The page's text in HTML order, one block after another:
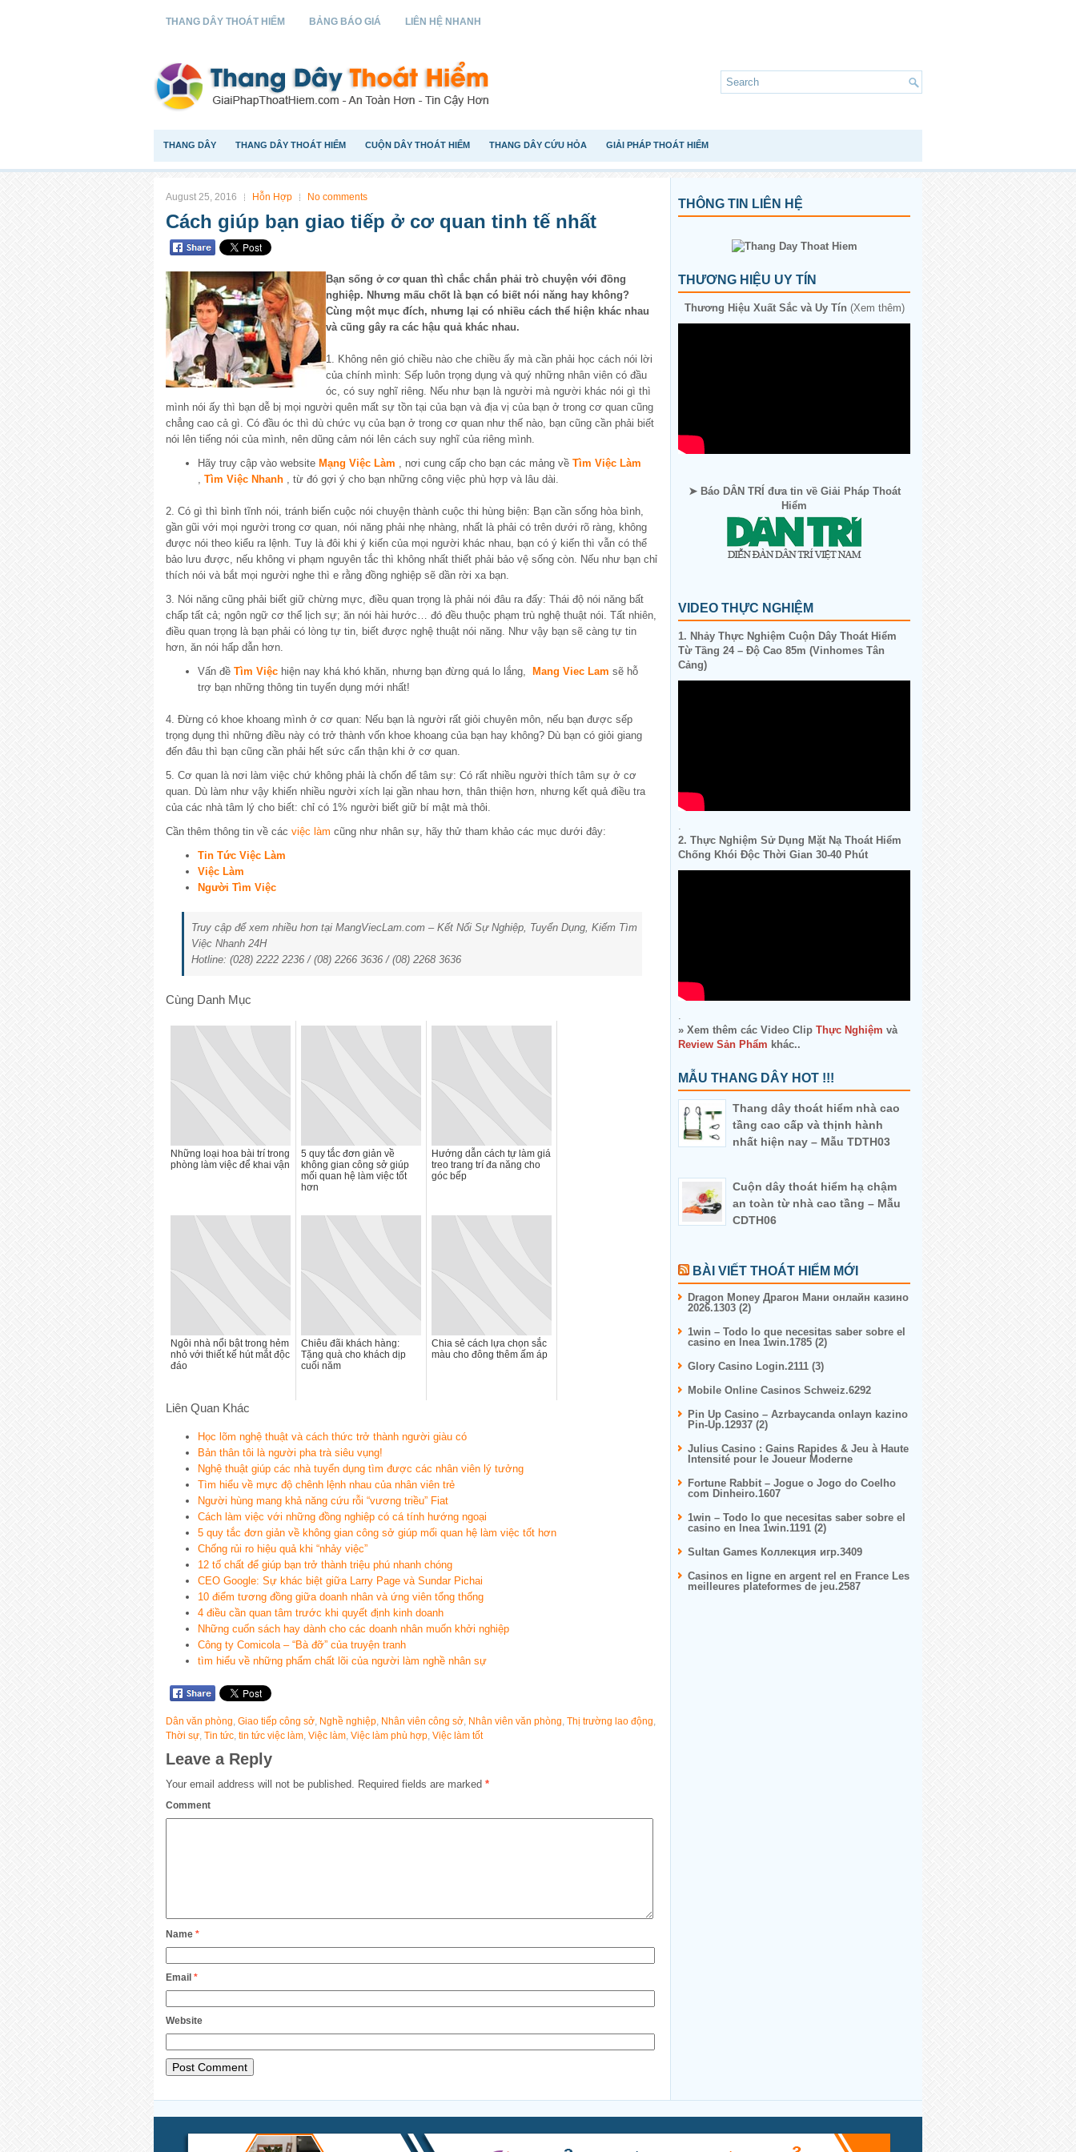
THANG DÂY THOÁT HIỂM BẢNG BÁO GIÁ LIÊN HỆ NHANH
THANG DÂY THANG DÂY THOÁT HIỂM CUỘN DÂY THOÁT HIỂM THANG DÂY CỨU HỎA GIẢI PHÁP THOÁT HIỂM
August 25, 2016 Hỗn Hợp No comments
Cách giúp bạn giao tiếp ở cơ quan tinh tế nhất
Bạn sống ở cơ quan thì chắc chắn phải trò chuyện với đồng
nghiệp. Nhưng mấu chốt là bạn có biết nói năng hay không?
Cùng một mục đích, nhưng lại có nhiều cách thể hiện khác nhau
và cũng gây ra các hậu quả khác nhau.
1. Không nên gió chiều nào che chiều ấy mà cần phải học cách nói lời
của chính mình: Sếp luôn trọng dụng và quý những nhân viên có đầu
óc, có suy nghĩ riêng. Nếu như bạn là người mà người khác nói gì thì
mình nói ấy thì bạn dễ bị mọi người quên mất sự tồn tại của bạn và địa vị của bạn ở trong cơ quan cũng
chẳng cao cả gì. Có đầu óc thì dù chức vụ của bạn ở trong cơ quan như thế nào, bạn cũng cần phải biết
nói lên tiếng nói của mình, nên dũng cảm nói lên cách suy nghĩ của riêng mình.
Hãy truy cập vào website Mạng Việc Làm , nơi cung cấp cho bạn các mảng về Tìm Việc Làm
, Tìm Việc Nhanh , từ đó gợi ý cho bạn những công việc phù hợp và lâu dài.
2. Có gì thì bình tĩnh nói, tránh biến cuộc nói chuyện thành cuộc thi hùng biện: Bạn cần sống hòa bình,
gần gũi với mọi người trong cơ quan, nói năng phải nhẹ nhàng, nhất là phải có trên dưới rõ ràng, không
được nói theo kiểu ra lệnh. Tuy là đôi khi ý kiến của mọi người khác nhau, bạn có ý kiến thì vẫn có thể
bảo lưu được, nếu không vi phạm nguyên tắc thì không nhất thiết phải bảo vệ sống còn. Nếu như bạn chỉ
thích nói và bắt mọi người nghe thì e rằng đồng nghiệp sẽ dần rời xa bạn.
3. Nói năng cũng phải biết giữ chừng mực, điều quan trọng là phải nói đâu ra đấy: Thái độ nói năng bất
chấp tất cả; ngôn ngữ cơ thể lịch sự; ăn nói hài hước… đó đều thuộc phạm trù nghệ thuật nói. Tất nhiên,
điều quan trọng là bạn phải có lòng tự tin, biết được nghệ thuật nói năng. Như vậy bạn sẽ càng tự tin
hơn, ăn nói hấp dẫn hơn.
Vấn đề Tìm Việc hiện nay khá khó khăn, nhưng bạn đừng quá lo lắng, Mang Viec Lam sẽ hỗ
trợ bạn những thông tin tuyển dụng mới nhất!
4. Đừng có khoe khoang mình ở cơ quan: Nếu bạn là người rất giỏi chuyên môn, nếu bạn được sếp
trọng dụng thì những điều này có trở thành vốn khoe khoang của bạn hay không? Dù bạn có giỏi giang
đến đâu thì bạn cũng cần phải hết sức cẩn thận khi ở cơ quan.
5. Cơ quan là nơi làm việc chứ không phải là chốn để tâm sự: Có rất nhiều người thích tâm sự ở cơ
quan. Dù làm như vậy khiến nhiều người xích lại gần nhau hơn, thân thiện hơn, nhưng kết quả điều tra
của các nhà tâm lý cho biết: chỉ có 1% người biết giữ bí mật mà thôi.
Cần thêm thông tin về các việc làm cũng như nhân sự, hãy thử tham khảo các mục dưới đây:
Tin Tức Việc Làm
Việc Làm
Người Tìm Việc
Truy cập để xem nhiều hơn tại MangViecLam.com – Kết Nối Sự Nghiệp, Tuyển Dụng, Kiếm Tìm
Việc Nhanh 24H
Hotline: (028) 2222 2236 / (08) 2266 3636 / (08) 2268 3636
Cùng Danh Mục
Những loại hoa bài trí trong
phòng làm việc để khai vận
5 quy tắc đơn giản về
không gian công sở giúp
mối quan hệ làm việc tốt
hơn
Hướng dẫn cách tự làm giá
treo trang trí đa năng cho
góc bếp
Ngôi nhà nổi bật trong hẻm
nhỏ với thiết kế hút mắt độc
đáo
Chiêu đãi khách hàng:
Tặng quà cho khách dịp
cuối năm
Chia sẻ cách lựa chọn sắc
màu cho đông thêm ấm áp
Liên Quan Khác
Học lõm nghệ thuật và cách thức trở thành người giàu có
Bản thân tôi là người pha trà siêu vụng!
Nghệ thuật giúp các nhà tuyển dụng tìm được các nhân viên lý tưởng
Tìm hiểu về mực độ chênh lệnh nhau của nhân viên trẻ
Người hùng mang khả năng cứu rỗi “vương triều” Fiat
Cách làm việc với những đồng nghiệp có cá tính hướng ngoại
5 quy tắc đơn giản về không gian công sở giúp mối quan hệ làm việc tốt hơn
Chống rủi ro hiệu quả khi “nhảy việc”
12 tố chất để giúp bạn trở thành triệu phú nhanh chóng
CEO Google: Sự khác biệt giữa Larry Page và Sundar Pichai
10 điểm tương đồng giữa doanh nhân và ứng viên tổng thống
4 điều cần quan tâm trước khi quyết định kinh doanh
Những cuốn sách hay dành cho các doanh nhân muốn khởi nghiệp
Công ty Comicola – “Bà đỡ” của truyện tranh
tìm hiểu về những phẩm chất lõi của người làm nghề nhân sự
Dân văn phòng Giao tiếp công sở Nghề nghiệp Nhân viên công sở Nhân viên văn phòng Thị trường lao động
Thời sự Tin tức tin tức việc làm Việc làm Việc làm phù hợp Việc làm tốt
Leave a Reply
Your email address will not be published. Required fields are marked *
Comment
Name *
Email *
Website
THÔNG TIN LIÊN HỆ
THƯƠNG HIỆU UY TÍN
Thương Hiệu Xuất Sắc và Uy Tín (Xem thêm)
➤ Báo DÂN TRÍ đưa tin về Giải Pháp Thoát
Hiểm
VIDEO THỰC NGHIỆM
1. Nhảy Thực Nghiệm Cuộn Dây Thoát Hiểm
Từ Tầng 24 – Độ Cao 85m (Vinhomes Tân
Cảng)
.
2. Thực Nghiệm Sử Dụng Mặt Nạ Thoát Hiểm
Chống Khói Độc Thời Gian 30-40 Phút
.
» Xem thêm các Video Clip Thực Nghiệm và
Review Sản Phẩm khác..
MẪU THANG DÂY HOT !!!
Thang dây thoát hiểm nhà cao
tầng cao cấp và thịnh hành
nhất hiện nay – Mẫu TDTH03
Cuộn dây thoát hiểm hạ chậm
an toàn từ nhà cao tầng – Mẫu
CDTH06
BÀI VIẾT THOÁT HIỂM MỚI
Dragon Money Драгон Мани онлайн казино
2026.1303 (2)
1win – Todo lo que necesitas saber sobre el
casino en lnea 1win.1785 (2)
Glory Casino Login.2111 (3)
Mobile Online Casinos Schweiz.6292
Pin Up Casino – Azrbaycanda onlayn kazino
Pin-Up.12937 (2)
Julius Casino : Gains Rapides & Jeu à Haute
Intensité pour le Joueur Moderne
Fortune Rabbit – Jogue o Jogo do Coelho
com Dinheiro.1607
1win – Todo lo que necesitas saber sobre el
casino en lnea 1win.1191 (2)
Sultan Games Коллекция игр.3409
Casinos en ligne en argent rel en France Les
meilleures plateformes de jeu.2587